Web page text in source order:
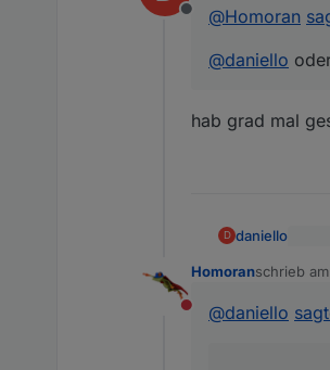
Offline
@Homoran
@daniello
hab grad mal
D daniello
Nicht stören
Homoranschrieb am
zuletzt
@daniello